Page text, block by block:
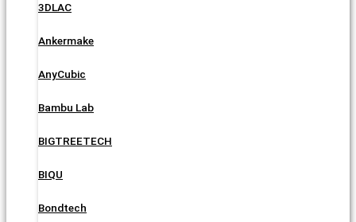
3DLAC
Ankermake
AnyCubic
Bambu Lab
BIGTREETECH
BIQU
Bondtech